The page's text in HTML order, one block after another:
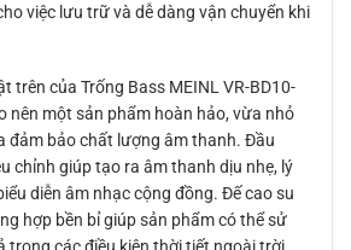
việc lưu trữ và dễ dàng vận chuyển khi
trên của Trống Bass MEINL VR-BD10-
nên một sản phẩm hoàn hảo, vừa nhỏ
đảm bảo chất lượng âm thanh. Đầu
chỉnh giúp tạo ra âm thanh dịu nhẹ, lý
diễn âm nhạc cộng đồng. Đế cao su
hợp bền bỉ giúp sản phẩm có thể sử
trong các điều kiện thời tiết ngoài trời.